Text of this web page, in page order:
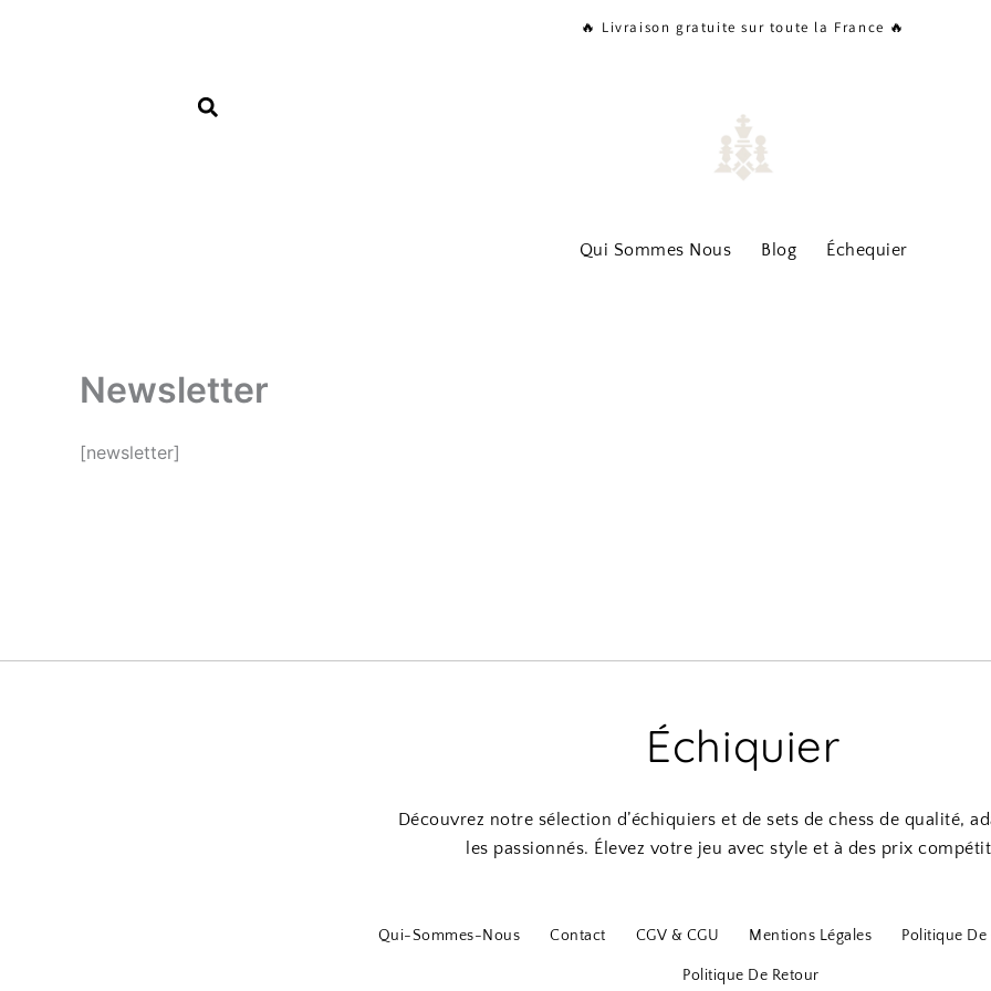
🔥 Livraison gratuite sur toute la France 🔥
Qui Sommes Nous Blog Échequier
Newsletter
[newsletter]
Échiquier
Découvrez notre sélection d’échiquiers et de sets de chess de qualité,
les passionnés. Élevez votre jeu avec style et à des prix
Qui-Sommes-Nous Contact CGV & CGU Mentions Légales Politique
Politique De Retour